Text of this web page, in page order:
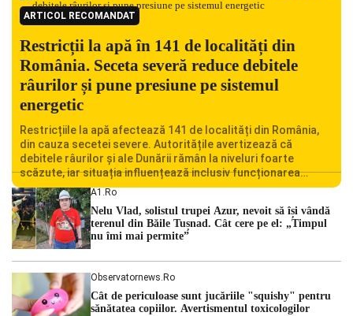
ARTICOL RECOMANDAT
Restricții la apă în 141 de localități din
România. Seceta severă reduce debitele
râurilor și pune presiune pe sistemul
energetic
Restricțiile la apă afectează 141 de localități din România,
din cauza secetei severe. Autoritățile avertizează că
debitele râurilor și ale Dunării rămân la niveluri foarte
scăzute, iar situația influențează inclusiv funcționarea
Centralei Nucleare de la Cernavodă. România se confruntă
cu una dintre cele mai dificile perioade din punct de vedere
hidrologic din ultimii ani. Lipsa […]
A1.ro
Nelu Vlad, solistul trupei Azur, nevoit să își vândă
terenul din Băile Tușnad. Cât cere pe el: „Timpul
nu îmi mai permite”
Observatornews.ro
Cât de periculoase sunt jucăriile "squishy" pentru
sănătatea copiilor. Avertismentul toxicologilor